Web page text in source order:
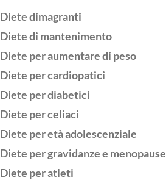
Diete dimagranti
Diete di mantenimento
Diete per aumentare di peso
Diete per cardiopatici
Diete per diabetici
Diete per celiaci
Diete per età adolescenziale
Diete per gravidanze e menopause
Diete per atleti